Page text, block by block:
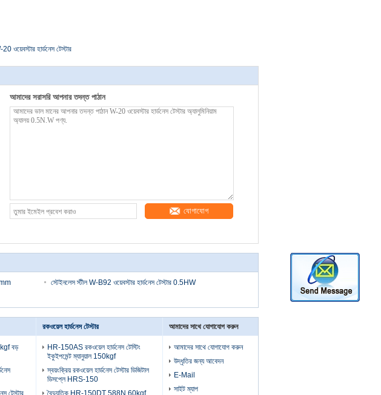
ওয়েবস্টার হার্ডনেস টেস্টার
আমাদের সরাসরি আপনার তদন্ত পাঠান
যোগাযোগ
স্টেইনলেস স্টীল W-B92 ওয়েবস্টার হার্ডনেস টেস্টার 0.5HW
বড়
টেস্টার
রকওয়েল হার্ডনেস টেস্টার
HR-150AS রকওয়েল হার্ডনেস টেস্টিং
ইকুইপমেন্ট ম্যানুয়াল 150kgf
স্বয়ংক্রিয় রকওয়েল হার্ডনেস টেস্টার ডিজিটাল
ডিসপ্লে HRS-150
বৈদ্যুতিক HR-150DT 588N 60kgf
আমাদের সাথে যোগাযোগ করুন
আমাদের সাথে যোগাযোগ করুন
উদ্ধৃতির জন্য আবেদন
E-Mail
সাইট ম্যাপ